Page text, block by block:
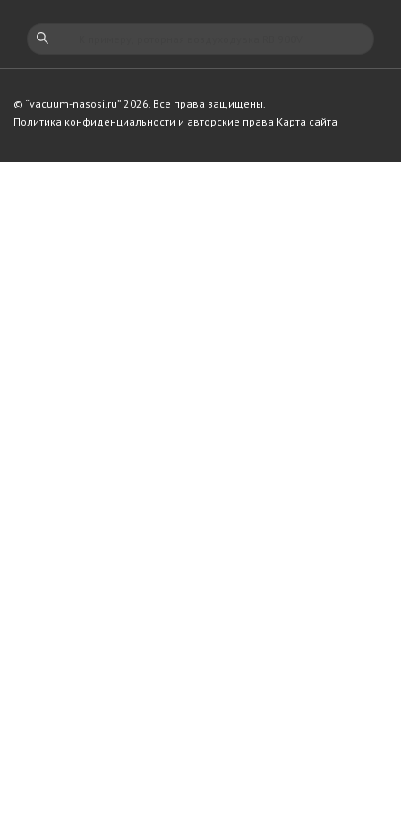
© “vacuum-nasosi.ru” 2026. Все права защищены.
Политика конфиденциальности и авторские права Карта сайта